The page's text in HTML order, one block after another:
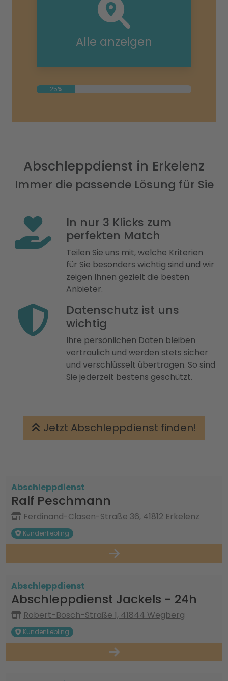
Alle anzeigen
25%
Abschleppdienst in Erkelenz
Immer die passende Lösung für Sie
In nur 3 Klicks zum
perfekten Match
Teilen Sie uns mit, welche Kriterien
für Sie besonders wichtig sind und wir
zeigen Ihnen gezielt die besten
Anbieter.
Datenschutz ist uns
wichtig
Ihre persönlichen Daten bleiben
vertraulich und werden stets sicher
und verschlüsselt übertragen. So sind
Sie jederzeit bestens geschützt.
Jetzt Abschleppdienst finden!
Abschleppdienst
Ralf Peschmann
Ferdinand-Clasen-Straße 36, 41812 Erkelenz
Kundenliebling
Abschleppdienst
Abschleppdienst Jackels - 24h
Robert-Bosch-Straße 1, 41844 Wegberg
Kundenliebling